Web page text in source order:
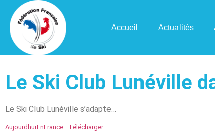
Accueil Actualités
Le Ski Club Lunéville
Le Ski Club Lunéville s’adapte…
AujourdhuiEnFrance Télécharger